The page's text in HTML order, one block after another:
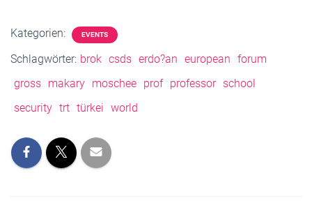
Kategorien: EVENTS
Schlagwörter: brok csds erdo?an european forum
gross makary moschee prof professor school
security trt türkei world